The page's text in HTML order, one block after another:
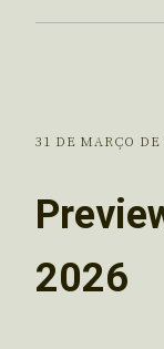
31 DE MARÇO DE
2026